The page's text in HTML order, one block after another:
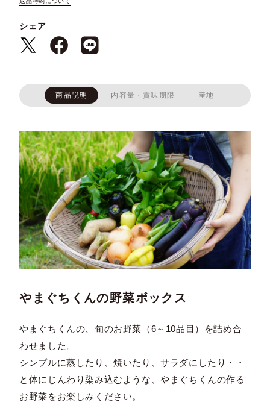
シェア
商品説明 内容量・賞味期限 産地
やまぐちくんの野菜ボックス
やまぐちくんの、旬のお野菜（6～10品目）を詰め合
わせました。
シンプルに蒸したり、焼いたり、サラダにしたり・・
と体にじんわり染み込むような、やまぐちくんの作る
お野菜をお楽しみください。